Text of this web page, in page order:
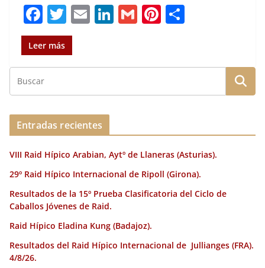
F
a
c
e
b
o
o
k
T
w
it
te
r
E
l
Li
e
dI
G
l
Pi
re
st
p
a
ir
Leer más
Entradas recientes
VIII Raid Hípico Arabian, Aytº de Llaneras (Asturias).
29º Raid Hípico Internacional de Ripoll (Girona).
Resultados de la 15º Prueba Clasificatoria del Ciclo de
Caballos Jóvenes de Raid.
Raid Hípico Eladina Kung (Badajoz).
Resultados del Raid Hípico Internacional de Jullianges (FRA).
4/8/26.